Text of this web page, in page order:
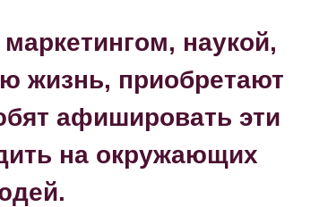
наукой,
жизнь, приобретают
афишировать эти
на окружающих